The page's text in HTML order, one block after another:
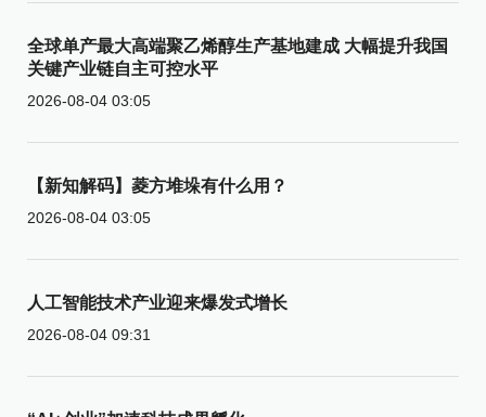
全球单产最大高端聚乙烯醇生产基地建成 大幅提升我国
关键产业链自主可控水平
2026-08-04 03:05
【新知解码】菱方堆垛有什么用？
2026-08-04 03:05
人工智能技术产业迎来爆发式增长
2026-08-04 09:31